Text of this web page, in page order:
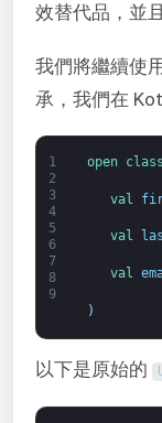
效替代品，並
我們將繼續使
承，我們在
1
2
3
4
5
6
7
8
9
open class
val
val
val
)
以下是原始的